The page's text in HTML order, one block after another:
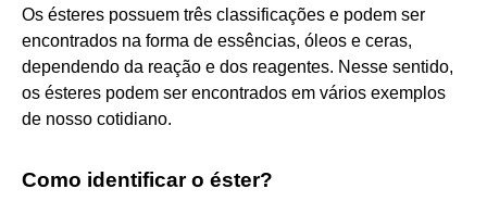
Os ésteres possuem três classificações e podem ser
encontrados na forma de essências, óleos e ceras,
dependendo da reação e dos reagentes. Nesse sentido,
os ésteres podem ser encontrados em vários exemplos
de nosso cotidiano.
Como identificar o éster?